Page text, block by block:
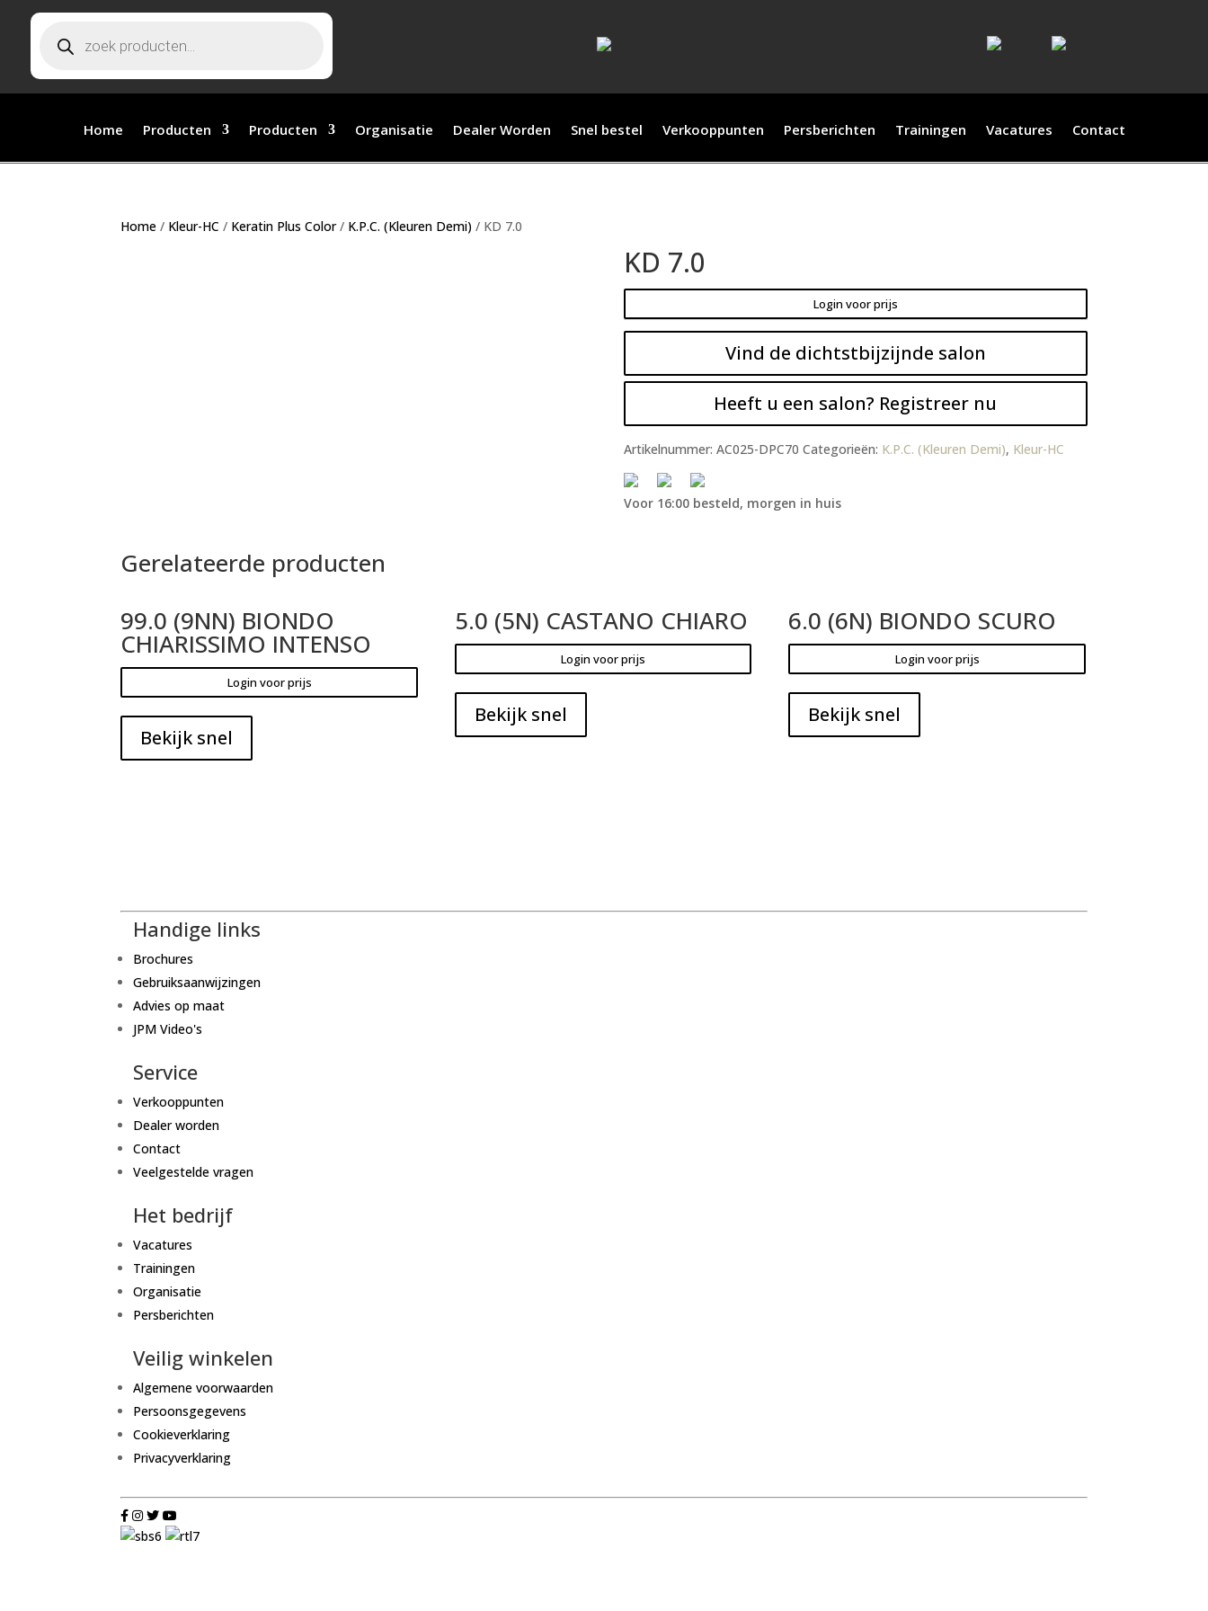
zoeken
Home Producten Producten Organisatie Dealer Worden Snel bestel Verkooppunten Persberichten Trainingen Vacatures Contact
Home / Kleur-HC / Keratin Plus Color/ K.P.C. (Kleuren Demi) / KD 7.0
KD 7.0
Login voor prijs
Vind de dichtstbijzijnde salon
Heeft u een salon? Registreer nu
Artikelnummer: AC025-DPC70 Categorieën: K.P.C. (Kleuren Demi), Kleur-HC
Voor 16:00 besteld, morgen in huis
Gerelateerde producten
99.0 (9NN) BIONDO
CHIARISSIMO INTENSO
Login voor prijs
Bekijk snel
5.0 (5N) CASTANO CHIARO
Login voor prijs
Bekijk snel
6.0 (6N) BIONDO SCURO
Login voor prijs
Bekijk snel
Handige links
Brochures
Gebruiksaanwijzingen
Advies op maat
JPM Video's
Service
Verkooppunten
Dealer worden
Contact
Veelgestelde vragen
Het bedrijf
Vacatures
Trainingen
Organisatie
Persberichten
Veilig winkelen
Algemene voorwaarden
Persoonsgegevens
Cookieverklaring
Privacyverklaring